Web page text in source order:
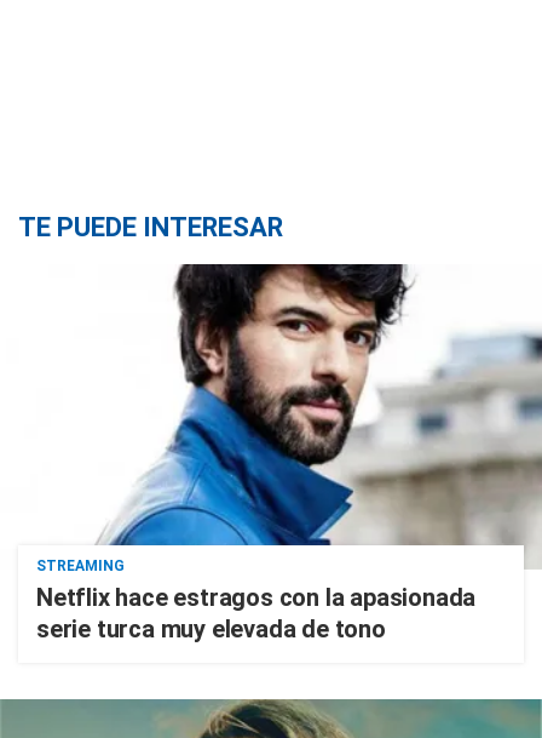
TE PUEDE INTERESAR
STREAMING
Netflix hace estragos con la apasionada
serie turca muy elevada de tono